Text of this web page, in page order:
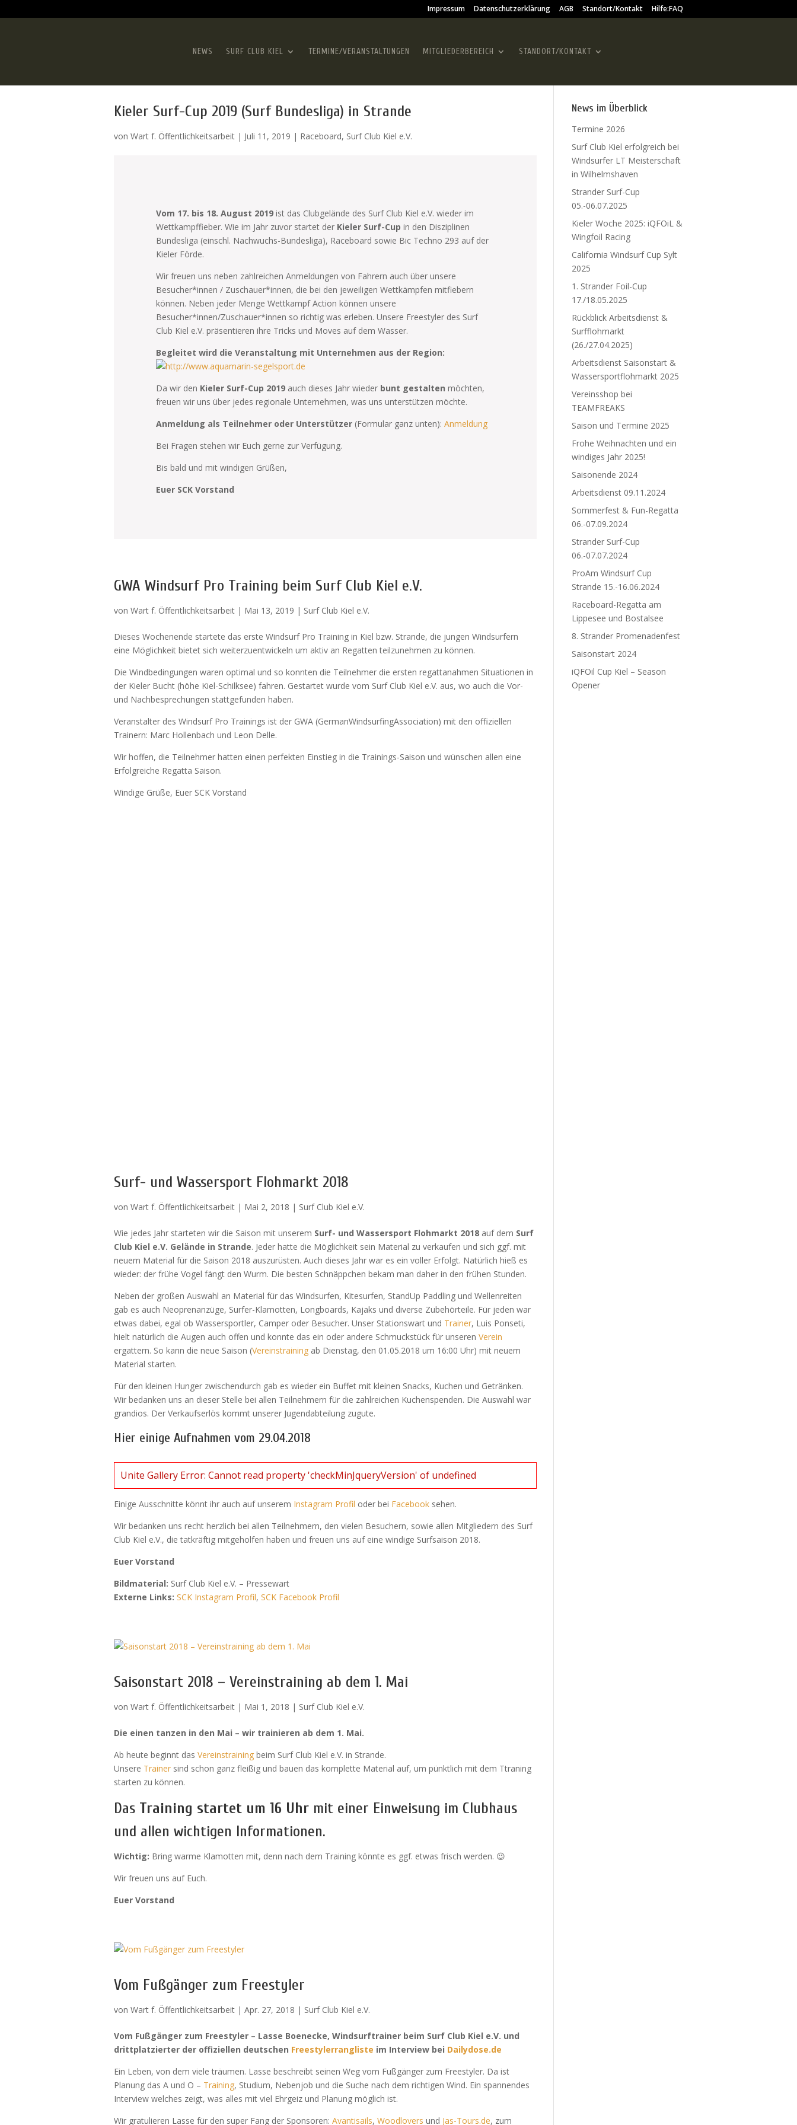
Impressum Datenschutzerklärung AGB Standort/Kontakt Hilfe:FAQ
NEWS SURF CLUB KIEL TERMINE/VERANSTALTUNGEN MITGLIEDERBEREICH STANDORT/KONTAKT
Kieler Surf-Cup 2019 (Surf Bundesliga) in Strande
von Wart f. Öffentlichkeitsarbeit | Juli 11, 2019 | Raceboard, Surf Club Kiel e.V.
Vom 17. bis 18. August 2019 ist das Clubgelände des Surf Club Kiel e.V. wieder im
Wettkampffieber. Wie im Jahr zuvor startet der Kieler Surf-Cup in den Disziplinen
Bundesliga (einschl. Nachwuchs-Bundesliga), Raceboard sowie Bic Techno 293 auf der
Kieler Förde.
Wir freuen uns neben zahlreichen Anmeldungen von Fahrern auch über unsere
Besucher*innen / Zuschauer*innen, die bei den jeweiligen Wettkämpfen mitfiebern
können. Neben jeder Menge Wettkampf Action können unsere
Besucher*innen/Zuschauer*innen so richtig was erleben. Unsere Freestyler des Surf
Club Kiel e.V. präsentieren ihre Tricks und Moves auf dem Wasser.
Begleitet wird die Veranstaltung mit Unternehmen aus der Region:
Da wir den Kieler Surf-Cup 2019 auch dieses Jahr wieder bunt gestalten möchten,
freuen wir uns über jedes regionale Unternehmen, was uns unterstützen möchte.
Anmeldung als Teilnehmer oder Unterstützer (Formular ganz unten):Anmeldung
Bei Fragen stehen wir Euch gerne zur Verfügung.
Bis bald und mit windigen Grüßen,
Euer SCK Vorstand
GWA Windsurf Pro Training beim Surf Club Kiel e.V.
von Wart f. Öffentlichkeitsarbeit | Mai 13, 2019 | Surf Club Kiel e.V.
Dieses Wochenende startete das erste Windsurf Pro Training in Kiel bzw. Strande, die jungen Windsurfern
eine Möglichkeit bietet sich weiterzuentwickeln um aktiv an Regatten teilzunehmen zu können.
Die Windbedingungen waren optimal und so konnten die Teilnehmer die ersten regattanahmen Situationen in
der Kieler Bucht (höhe Kiel-Schilksee) fahren. Gestartet wurde vom Surf Club Kiel e.V. aus, wo auch die Vor-
und Nachbesprechungen stattgefunden haben.
Veranstalter des Windsurf Pro Trainings ist der GWA (GermanWindsurfingAssociation) mit den offiziellen
Trainern: Marc Hollenbach und Leon Delle.
Wir hoffen, die Teilnehmer hatten einen perfekten Einstieg in die Trainings-Saison und wünschen allen eine
Erfolgreiche Regatta Saison.
Windige Grüße, Euer SCK Vorstand
Surf- und Wassersport Flohmarkt 2018
von Wart f. Öffentlichkeitsarbeit | Mai 2, 2018 | Surf Club Kiel e.V.
Wie jedes Jahr starteten wir die Saison mit unserem Surf- und Wassersport Flohmarkt 2018 auf dem Surf
Club Kiel e.V. Gelände in Strande. Jeder hatte die Möglichkeit sein Material zu verkaufen und sich ggf. mit
neuem Material für die Saison 2018 auszurüsten. Auch dieses Jahr war es ein voller Erfolgt. Natürlich hieß es
wieder: der frühe Vogel fängt den Wurm. Die besten Schnäppchen bekam man daher in den frühen Stunden.
Neben der großen Auswahl an Material für das Windsurfen, Kitesurfen, StandUp Paddling und Wellenreiten
gab es auch Neoprenanzüge, Surfer-Klamotten, Longboards, Kajaks und diverse Zubehörteile. Für jeden war
etwas dabei, egal ob Wassersportler, Camper oder Besucher. Unser Stationswart und Trainer, Luis Ponseti,
hielt natürlich die Augen auch offen und konnte das ein oder andere Schmuckstück für unseren Verein
ergattern. So kann die neue Saison (Vereinstraining ab Dienstag, den 01.05.2018 um 16:00 Uhr) mit neuem
Material starten.
Für den kleinen Hunger zwischendurch gab es wieder ein Buffet mit kleinen Snacks, Kuchen und Getränken.
Wir bedanken uns an dieser Stelle bei allen Teilnehmern für die zahlreichen Kuchenspenden. Die Auswahl war
grandios. Der Verkaufserlös kommt unserer Jugendabteilung zugute.
Hier einige Aufnahmen vom 29.04.2018
Unite Gallery Error: Cannot read property 'checkMinJqueryVersion' of undefined
Einige Ausschnitte könnt ihr auch auf unserem Instagram Profil oder bei Facebook sehen.
Wir bedanken uns recht herzlich bei allen Teilnehmern, den vielen Besuchern, sowie allen Mitgliedern des Surf
Club Kiel e.V., die tatkräftig mitgeholfen haben und freuen uns auf eine windige Surfsaison 2018.
Euer Vorstand
Bildmaterial: Surf Club Kiel e.V. – Pressewart
Externe Links: SCK Instagram Profil, SCK Facebook Profil
Saisonstart 2018 – Vereinstraining ab dem 1. Mai
von Wart f. Öffentlichkeitsarbeit | Mai 1, 2018 | Surf Club Kiel e.V.
Die einen tanzen in den Mai – wir trainieren ab dem 1. Mai.
Ab heute beginnt das Vereinstraining beim Surf Club Kiel e.V. in Strande.
Unsere Trainer sind schon ganz fleißig und bauen das komplette Material auf, um pünktlich mit dem Ttraning
starten zu können.
Das Training startet um 16 Uhr mit einer Einweisung im Clubhaus
und allen wichtigen Informationen.
Wichtig: Bring warme Klamotten mit, denn nach dem Training könnte es ggf. etwas frisch werden. 😉
Wir freuen uns auf Euch.
Euer Vorstand
Vom Fußgänger zum Freestyler
von Wart f. Öffentlichkeitsarbeit | Apr. 27, 2018 | Surf Club Kiel e.V.
Vom Fußgänger zum Freestyler – Lasse Boenecke, Windsurftrainer beim Surf Club Kiel e.V. und
drittplatzierter der offiziellen deutschen Freestylerrangliste im Interview bei Dailydose.de
Ein Leben, von dem viele träumen. Lasse beschreibt seinen Weg vom Fußgänger zum Freestyler. Da ist
Planung das A und O – Training, Studium, Nebenjob und die Suche nach dem richtigen Wind. Ein spannendes
Interview welches zeigt, was alles mit viel Ehrgeiz und Planung möglich ist.
Wir gratulieren Lasse für den super Fang der Sponsoren: Avantisails, Woodlovers und Jas-Tours.de, zum
News im Überblick
Termine 2026
Surf Club Kiel erfolgreich bei
Windsurfer LT Meisterschaft
in Wilhelmshaven
Strander Surf-Cup
05.-06.07.2025
Kieler Woche 2025: iQFOiL &
Wingfoil Racing
California Windsurf Cup Sylt
2025
1. Strander Foil-Cup
17./18.05.2025
Rückblick Arbeitsdienst &
Surfflohmarkt
(26./27.04.2025)
Arbeitsdienst Saisonstart &
Wassersportflohmarkt 2025
Vereinsshop bei
TEAMFREAKS
Saison und Termine 2025
Frohe Weihnachten und ein
windiges Jahr 2025!
Saisonende 2024
Arbeitsdienst 09.11.2024
Sommerfest & Fun-Regatta
06.-07.09.2024
Strander Surf-Cup
06.-07.07.2024
ProAm Windsurf Cup
Strande 15.-16.06.2024
Raceboard-Regatta am
Lippesee und Bostalsee
8. Strander Promenadenfest
Saisonstart 2024
iQFOil Cup Kiel – Season
Opener